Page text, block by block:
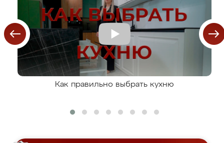
Как правильно выбрать кухню